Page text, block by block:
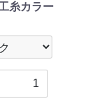
糸カラー